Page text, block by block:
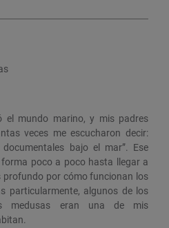
el mundo marino, y mis padres
veces me escucharon decir:
bajo el mar”. Ese
poco a poco hasta llegar a
por cómo funcionan los
particularmente, algunos de los
medusas eran una de mis